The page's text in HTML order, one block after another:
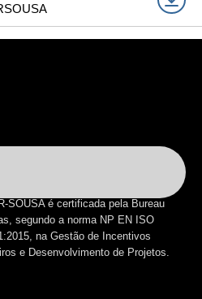
SOUSA é certificada pela Bureau
segundo a norma NP EN ISO
na Gestão de Incentivos
e Desenvolvimento de Projetos.